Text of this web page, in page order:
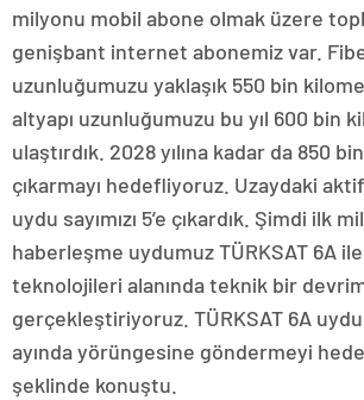
milyonu mobil abone olmak üzere
genişbant internet abonemiz var.
uzunluğumuzu yaklaşık 550 bin
altyapı uzunluğumuzu bu yıl 600 bin
ulaştırdık. 2028 yılına kadar da 850
çıkarmayı hedefliyoruz. Uzaydaki
uydu sayımızı 5’e çıkardık. Şimdi ilk
haberleşme uydumuz TÜRKSAT 6A
teknolojileri alanında teknik bir
gerçekleştiriyoruz. TÜRKSAT 6A
ayında yörüngesine göndermeyi
şeklinde konuştu.